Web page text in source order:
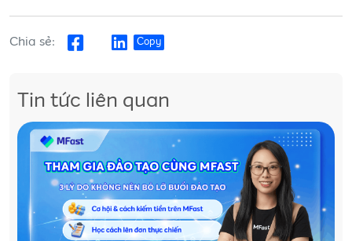
Chia sẻ: Copy
Tin tức liên quan